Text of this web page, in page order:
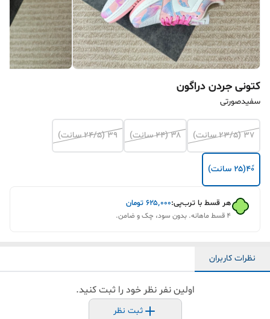
کتونی جردن دراگون
سفیدصورتی
۳۷ (۲۳/۵ سانت) ۳۸ (۲۴ سانت) ۳۹ (۲۴/۵ سانت)
۴۰ً(۲۵ سانت)
هر قسط با ترب‌پی:۶۲۵٬۰۰۰ تومان
۴ قسط ماهانه. بدون سود، چک و ضامن.
نظرات کاربران
اولین نفر نظر خود را ثبت کنید.
ثبت نظر